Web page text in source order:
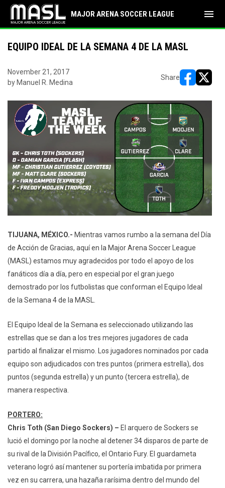
MAJOR ARENA SOCCER LEAGUE menu
EQUIPO IDEAL DE LA SEMANA 4 DE LA MASL
November 21, 2017
by Manuel R. Medina
Share
TIJUANA, MÉXICO.- Mientras vamos rumbo a la semana del Día
de Acción de Gracias, aquí en la Major Arena Soccer League
(MASL) estamos muy agradecidos por todo el apoyo de los
fanáticos día a día, pero en especial por el gran juego
demostrado por los futbolistas que conforman el Equipo Ideal
de la Semana 4 de la MASL.
El Equipo Ideal de la Semana es seleccionado utilizando las
estrellas que se dan a los tres mejores jugadores de cada
partido al finalizar el mismo. Los jugadores nominados por cada
equipo son adjudicados con tres puntos (primera estrella), dos
puntos (segunda estrella) y un punto (tercera estrella), de
manera respectiva.
PORTERO:
Chris Toth (San Diego Sockers) – El arquero de Sockers se
lució el domingo por la noche al detener 34 disparos de parte de
su rival de la División Pacífico, el Ontario Fury. El guardameta
veterano logró así mantener su portería imbatida por primera
vez en su carrera, una hazaña rarísima dentro del mundo del